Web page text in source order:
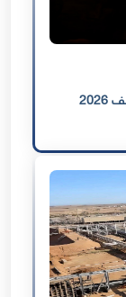
كهرباء عدن تحت مقصلة «العجز»: هل يكتب صيف 2026